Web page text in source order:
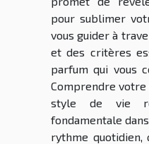
pour sublimer
vous guider à
et des critères
parfum qui vous
Comprendre
style de vie
fondamentale
rythme